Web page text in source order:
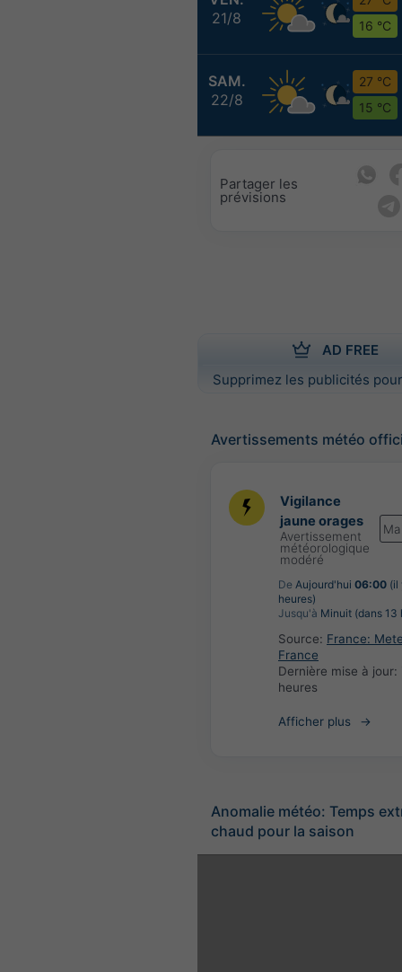
21/8
16 °C
SAM.
22/8
27 °C
15 °C
Partager les
prévisions
AD FREE
Supprimez les publicités
Avertissements météo
Vigilance
jaune orages
Avertissement
météorologique
modéré
De Aujourd'hui 06:00 (il
heures)
Jusqu'à Minuit (dans 13
Source: France:
France
Dernière mise à jour:
heures
Afficher plus
Anomalie météo: Temps
chaud pour la saison